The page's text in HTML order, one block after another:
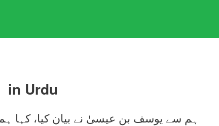
in Urdu
ہم سے یوسف بن عیسیٰ نے بیان کیا، کہا